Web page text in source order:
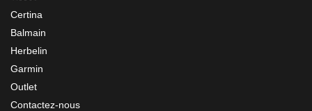
Certina
Balmain
Herbelin
Garmin
Outlet
Contactez-nous